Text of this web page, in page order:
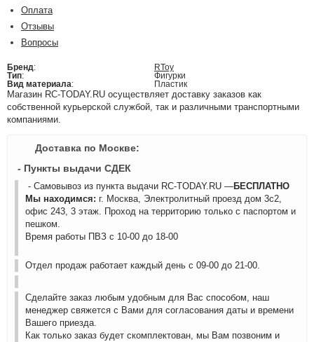
Оплата
Отзывы
Вопросы
Бренд:
RToy
Тип:
Фигурки
Вид материала: Пластик
Магазин RC-TODAY.RU осуществляет доставку заказов как
собственной курьерской службой, так и различными транспортными
компаниями.
Доставка по Москве:
- Пункты выдачи СДЕК
- Самовывоз из пункта выдачи RC-TODAY.RU —БЕСПЛАТНО
Мы находимся: г. Москва, Электролитный проезд дом 3с2,
офис 243, 3 этаж. Проход на территорию только с паспортом и
пешком.
Время работы ПВЗ с 10-00 до 18-00
Отдел продаж работает каждый день с 09-00 до 21-00.
Сделайте заказ любым удобным для Вас способом, наш
менеджер свяжется с Вами для согласования даты и времени
Вашего приезда.
Как только заказ будет скомплектован, мы Вам позвоним и